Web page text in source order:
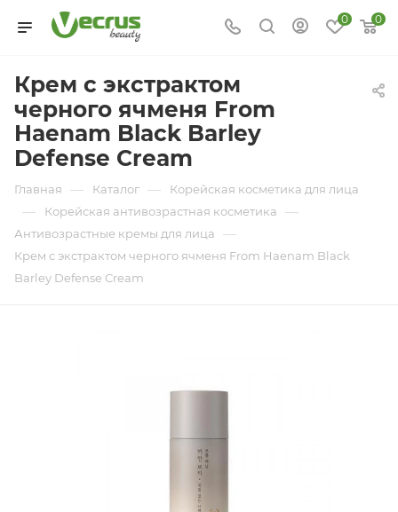
0 0
Крем с экстрактом
черного ячменя From
Haenam Black Barley
Defense Cream
Главная — Каталог — Корейская косметика для лица
— Корейская антивозрастная косметика —
Антивозрастные кремы для лица —
Крем с экстрактом черного ячменя From Haenam Black
Barley Defense Cream